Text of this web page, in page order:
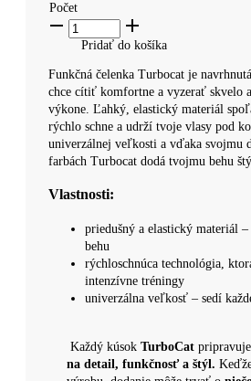
Počet
Pridať do košíka ​
Funkčná čelenka Turbocat je
chce cítiť komfortne a vyzerať skvelo
výkone. Ľahký, elastický materiál
rýchlo schne a udrží tvoje vlasy pod
univerzálnej veľkosti a vďaka svojmu
farbách Turbocat dodá tvojmu behu
Vlastnosti:
priedušný a elastický materiál
behu
rýchloschnúca technológia,
intenzívne tréningy
univerzálna veľkosť – sedí
​​Každý kúsok TurboCat
na detail, funkčnosť a štýl.